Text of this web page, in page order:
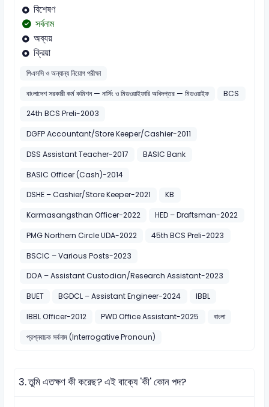
বিশেষণ
সর্বনাম
অব্যয়
ক্রিয়া
পিএসসি ও অন্যান্য নিয়োগ পরীক্ষা
বাংলাদেশ সরকারী কর্ম কমিশন — নার্সিং ও মিডওয়াইফারি অধিদপ্তর — মিডওয়াইফ
BCS
24th BCS Preli-2003
DGFP Accountant/Store Keeper/Cashier-2011
DSS Assistant Teacher-2017
BASIC Bank
BASIC Officer (Cash)-2014
DSHE – Cashier/Store Keeper-2021
KB
Karmasangsthan Officer-2022
HED – Draftsman-2022
PMG Northern Circle UDA-2022
45th BCS Preli-2023
BSCIC – Various Posts-2023
DOA – Assistant Custodian/Research Assistant-2023
BUET
BGDCL – Assistant Engineer-2024
IBBL
IBBL Officer-2012
PWD Office Assistant-2025
বাংলা
প্রশ্নবাচক সর্বনাম (Interrogative Pronoun)
3.তুমি এতক্ষণ কী করেছ? এই বাক্যে 'কী' কোন পদ?